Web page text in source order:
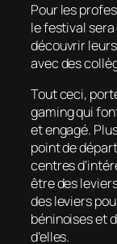
Pour les
le festival
découvrir
avec des
Tout ceci,
gaming qui
et engagé.
point de
centres
être des
des leviers
béninoises et
d’elles.